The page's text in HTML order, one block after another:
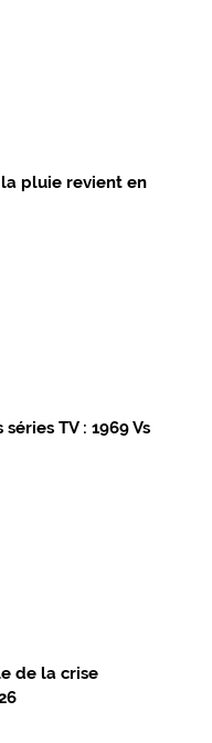
pluie revient en
TV : 1969 Vs
de la crise